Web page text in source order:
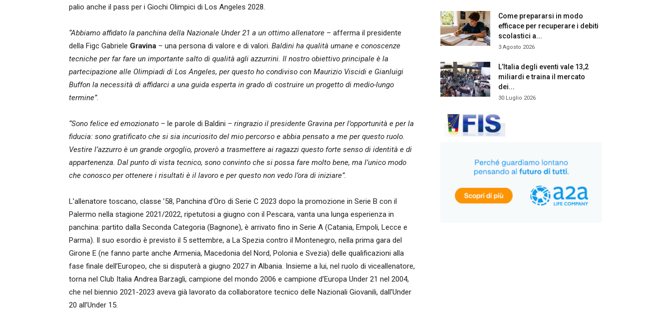
palio anche il pass per i Giochi Olimpici di Los Angeles 2028.
“Abbiamo affidato la panchina della Nazionale Under 21 a un ottimo allenatore – afferma il presidente
della Figc Gabriele Gravina – una persona di valore e di valori. Baldini ha qualità umane e conoscenze
tecniche per far fare un importante salto di qualità agli azzurrini. Il nostro obiettivo principale è la
partecipazione alle Olimpiadi di Los Angeles, per questo ho condiviso con Maurizio Viscidi e Gianluigi
Buffon la necessità di affidarci a una guida esperta in grado di costruire un progetto di medio-lungo
termine”.
“Sono felice ed emozionato – le parole di Baldini – ringrazio il presidente Gravina per l’opportunità e per la
fiducia: sono gratificato che si sia incuriosito del mio percorso e abbia pensato a me per questo ruolo.
Vestire l’azzurro è un grande orgoglio, proverò a trasmettere ai ragazzi questo forte senso di identità e di
appartenenza. Dal punto di vista tecnico, sono convinto che si possa fare molto bene, ma l’unico modo
che conosco per ottenere i risultati è il lavoro e per questo non vedo l’ora di iniziare”.
L’allenatore toscano, classe ’58, Panchina d’Oro di Serie C 2023 dopo la promozione in Serie B con il
Palermo nella stagione 2021/2022, ripetutosi a giugno con il Pescara, vanta una lunga esperienza in
panchina: partito dalla Seconda Categoria (Bagnone), è arrivato fino in Serie A (Catania, Empoli, Lecce e
Parma). Il suo esordio è previsto il 5 settembre, a La Spezia contro il Montenegro, nella prima gara del
Girone E (ne fanno parte anche Armenia, Macedonia del Nord, Polonia e Svezia) delle qualificazioni alla
fase finale dell’Europeo, che si disputerà a giugno 2027 in Albania. Insieme a lui, nel ruolo di viceallenatore,
torna nel Club Italia Andrea Barzagli, campione del mondo 2006 e campione d’Europa Under 21 nel 2004,
che nel biennio 2021-2023 aveva già lavorato da collaboratore tecnico delle Nazionali Giovanili, dall’Under
20 all’Under 15.
Come prepararsi in modo
efficace per recuperare i debiti
scolastici a...
3 Agosto 2026
L’Italia degli eventi vale 13,2
miliardi e traina il mercato
dei...
30 Luglio 2026